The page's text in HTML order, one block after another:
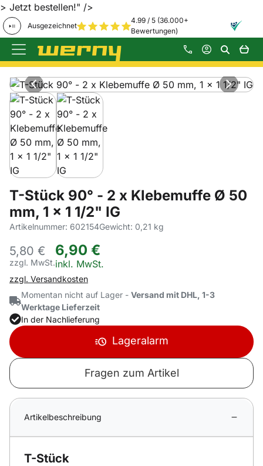
> Jetzt bestellen!" />
Ausgezeichnet
4.99 / 5 (36.000+
Bewertungen)
Zum Hauptinhalt springen
Produktgalerie
Zur Kaufbox springen
T-Stück 90° - 2 x Klebemuffe Ø 50
mm, 1 x 1 1/2" IG
Artikelnummer: 602154Gewicht: 0,21 kg
5,80 €
zzgl. MwSt.
6,90 €
Steuerhinweis:
inkl. MwSt.
zzgl. Versandkosten
Momentan nicht auf Lager - Versand mit DHL, 1-3
Werktage Lieferzeit
In der Nachlieferung
Lageralarm
Fragen zum Artikel
Artikelbeschreibung
T-Stück